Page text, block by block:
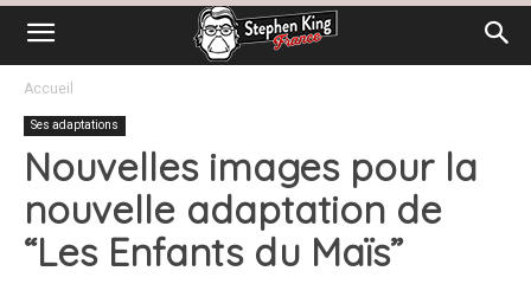
Accueil
Ses adaptations
Nouvelles images pour la
nouvelle adaptation de
“Les Enfants du Maïs”